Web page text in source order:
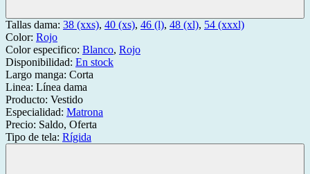
Tallas dama: 38 (xxs), 40 (xs), 46 (l), 48 (xl), 54 (xxxl)
Color: Rojo
Color especifico: Blanco, Rojo
Disponibilidad: En stock
Largo manga: Corta
Linea: Línea dama
Producto: Vestido
Especialidad: Matrona
Precio: Saldo, Oferta
Tipo de tela: Rígida